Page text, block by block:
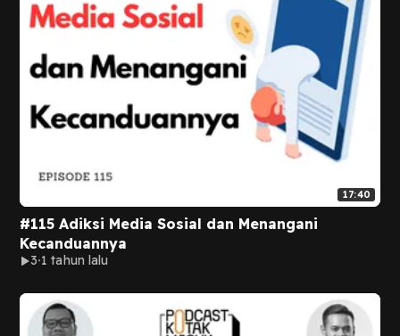
17:40
#115 Adiksi Media Sosial dan Menangani
Kecanduannya
3 1 tahun lalu